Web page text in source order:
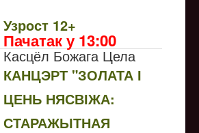
Узрoст 12+
Пачатак у 13:00
Касцёл Божага Цела
КАНЦЭРТ "ЗОЛАТА І
ЦЕНЬ НЯСВІЖА:
СТАРАЖЫТНАЯ